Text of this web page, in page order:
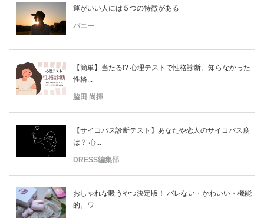
運がいい人には５つの特徴がある
バニー
【簡単】当たる!? 心理テストで性格診断。知らなかった
性格...
脇田 尚揮
【サイコパス診断テスト】あなたや恋人のサイコパス度
は？ 心...
DRESS編集部
おしゃれな吸うやつ決定版！ バレない・かわいい・機能
的。ワ...